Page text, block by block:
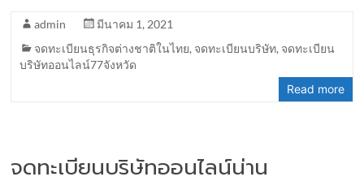
admin
มีนาคม 1, 2021
จดทะเบียนธุรกิจต่างชาติในไทย, จดทะเบียนบริษัท, จดทะเบียน
บริษัทออนไลน์77จังหวัด
Read more
จดทะเบียนบริษัทออนไลน์น่าน